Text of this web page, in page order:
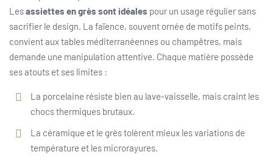
Lesassiettes en grès sont idéales pour un usage régulier sans
sacrifier le design. La faïence, souvent ornée de motifs peints,
convient aux tables méditerranéennes ou champêtres, mais
demande une manipulation attentive. Chaque matière possède
ses atouts et ses limites :
La porcelaine résiste bien au lave-vaisselle, mais craint les
chocs thermiques brutaux.
La céramique et le grès tolèrent mieux les variations de
température et les microrayures.